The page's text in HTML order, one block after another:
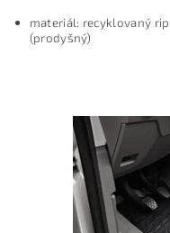
materiál: recyklovaný
(prodyšný)